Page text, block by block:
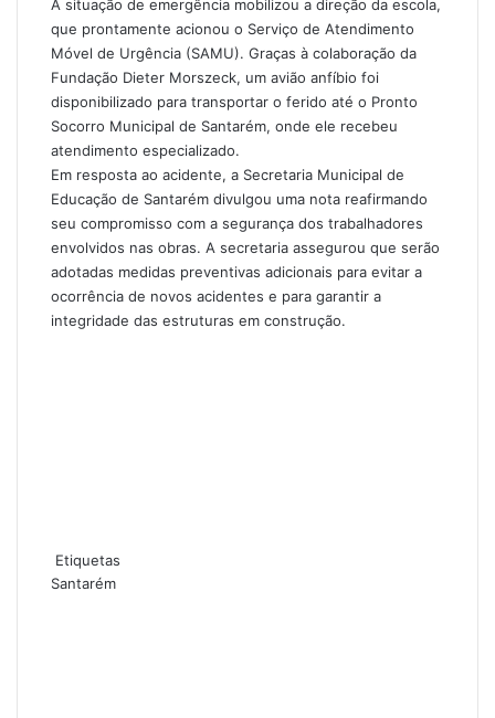
A situação de emergência mobilizou a direção da escola,
que prontamente acionou o Serviço de Atendimento
Móvel de Urgência (SAMU). Graças à colaboração da
Fundação Dieter Morszeck, um avião anfíbio foi
disponibilizado para transportar o ferido até o Pronto
Socorro Municipal de Santarém, onde ele recebeu
atendimento especializado.
Em resposta ao acidente, a Secretaria Municipal de
Educação de Santarém divulgou uma nota reafirmando
seu compromisso com a segurança dos trabalhadores
envolvidos nas obras. A secretaria assegurou que serão
adotadas medidas preventivas adicionais para evitar a
ocorrência de novos acidentes e para garantir a
integridade das estruturas em construção.
Etiquetas
Santarém